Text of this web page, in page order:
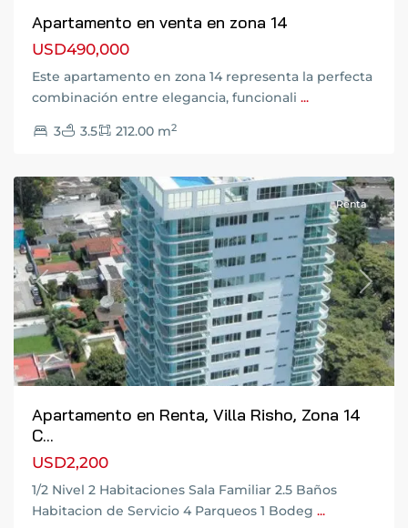
Apartamento en venta en zona 14
USD490,000
Este apartamento en zona 14 representa la perfecta
combinación entre elegancia, funcionali ...
3 3.5 212.00 m2
14,
Previous Next
Renta
Apartamento en Renta, Villa Risho, Zona 14
C...
USD2,200
1/2 Nivel 2 Habitaciones Sala Familiar 2.5 Baños
Habitacion de Servicio 4 Parqueos 1 Bodeg ...